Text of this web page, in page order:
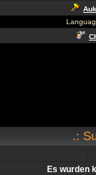
.:
Es wurden